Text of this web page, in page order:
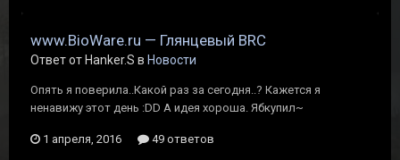
www.BioWare.ru — Глянцевый BRC
Ответ от Hanker.S в Новости
Опять я поверила..Какой раз за сегодня..? Кажется я
ненавижу этот день :DD А идея хороша. Ябкупил~
1 апреля, 2016 49 ответов